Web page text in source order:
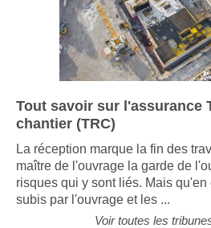
Tout savoir sur l'assurance
chantier (TRC)
La réception marque la fin des
maître de l'ouvrage la garde de
risques qui y sont liés. Mais
subis par l'ouvrage et les ...
Voir toutes les